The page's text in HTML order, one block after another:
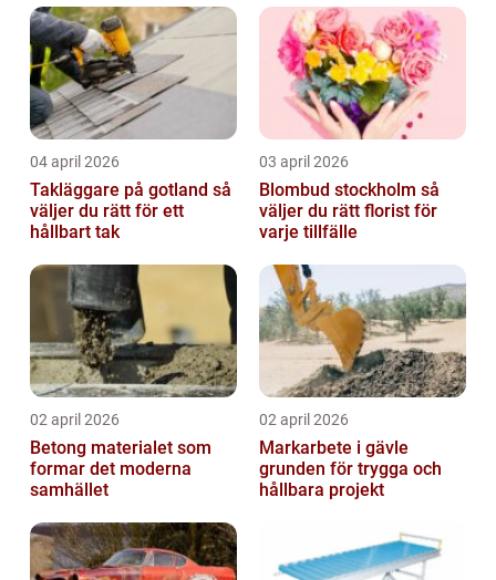
04 april 2026
Takläggare på gotland så
väljer du rätt för ett
hållbart tak
03 april 2026
Blombud stockholm så
väljer du rätt florist för
varje tillfälle
02 april 2026
Betong materialet som
formar det moderna
samhället
02 april 2026
Markarbete i gävle
grunden för trygga och
hållbara projekt